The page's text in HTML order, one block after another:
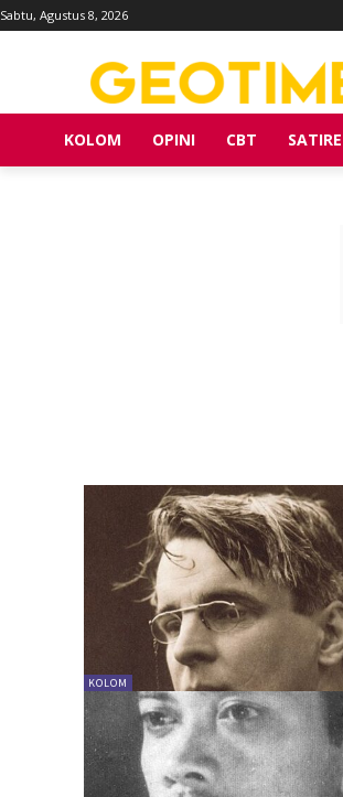
Sabtu, Agustus 8, 2026
KOLOM OPINI CBT SATIRE
KOLOM